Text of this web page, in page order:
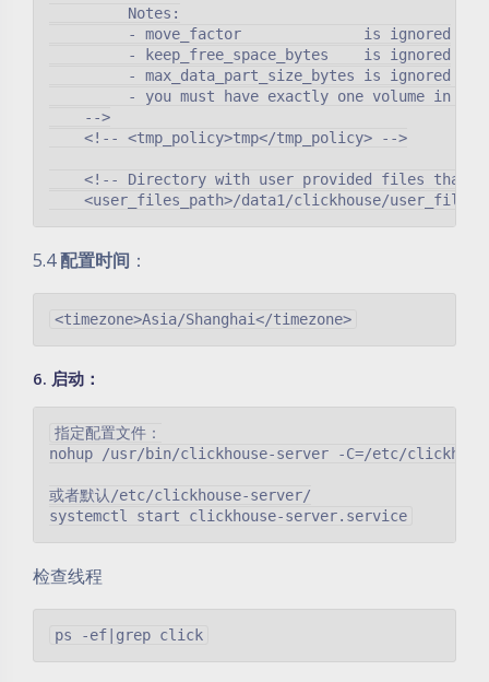
         Notes:
         - move_factor              is ignored
         - keep_free_space_bytes    is ignored
         - max_data_part_size_bytes is ignored
- you must have exactly one volume in
    -->
    <!-- <tmp_policy>tmp</tmp_policy> -->
<!-- Directory with user provided files that
5.4配置时间 ：
6. 启动：
指定配置文件：
nohup /usr/bin/clickhouse-server -C=/etc/
或者默认/etc/clickhouse-server/
检查线程